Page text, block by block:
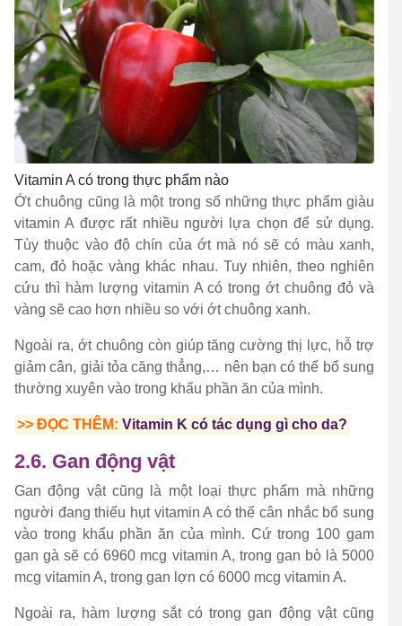
Vitamin A có trong thực phẩm nào
Ớt chuông cũng là một trong số những thực phẩm giàu
vitamin A được rất nhiều người lựa chọn để sử dụng.
Tùy thuộc vào độ chín của ớt mà nó sẽ có màu xanh,
cam, đỏ hoặc vàng khác nhau. Tuy nhiên, theo nghiên
cứu thì hàm lượng vitamin A có trong ớt chuông đỏ và
vàng sẽ cao hơn nhiều so với ớt chuông xanh.
Ngoài ra, ớt chuông còn giúp tăng cường thị lực, hỗ trợ
giảm cân, giải tỏa căng thẳng,… nên bạn có thể bổ sung
thường xuyên vào trong khẩu phần ăn của mình.
>> ĐỌC THÊM:Vitamin K có tác dụng gì cho da?
2.6. Gan động vật
Gan động vật cũng là một loại thực phẩm mà những
người đang thiếu hụt vitamin A có thể cân nhắc bổ sung
vào trong khẩu phần ăn của mình. Cứ trong 100 gam
gan gà sẽ có 6960 mcg vitamin A, trong gan bò là 5000
mcg vitamin A, trong gan lợn có 6000 mcg vitamin A.
Ngoài ra, hàm lượng sắt có trong gan động vật cũng